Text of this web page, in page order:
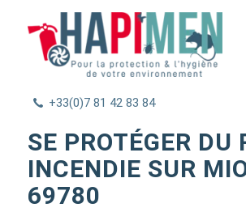
+33(0)7 81 42 83 84
SE PROTÉGER DU
INCENDIE SUR
69780